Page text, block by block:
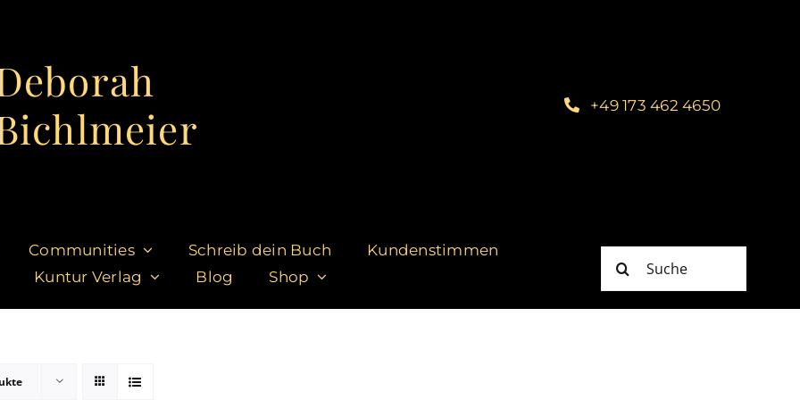
+49 173 462 4650
Communities Schreib dein Buch
Kundenstimmen
Kuntur Verlag
Blog Shop
Suche